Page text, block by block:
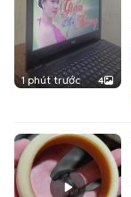
1 phút trước 4